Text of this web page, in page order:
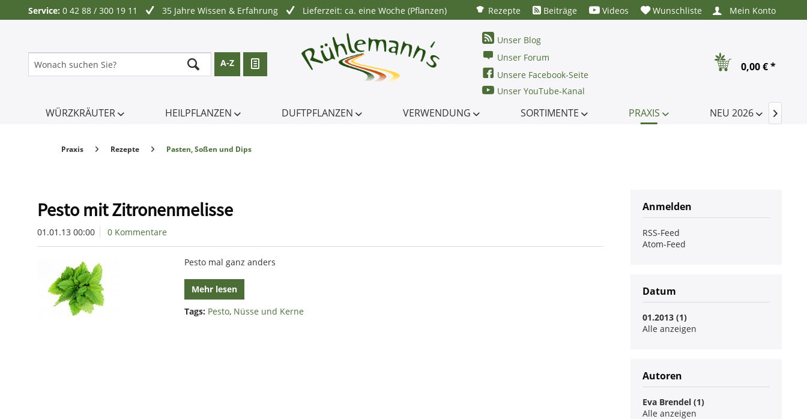
Service: 0 42 88 / 300 19 11 35 Jahre Wissen & Erfahrung Lieferzeit: ca. eine Woche (Pflanzen) Rezepte Beiträge Videos Wunschliste Mein Konto
A-Z
Unser Blog
Unser Forum
Unsere Facebook-Seite
Unser YouTube-Kanal
0,00 € *
WÜRZKRÄUTER HEILPFLANZEN DUFTPFLANZEN VERWENDUNG SORTIMENTE PRAXIS NEU 2026 
Praxis Rezepte Pasten, Soßen und Dips
Anmelden
RSS-Feed
Atom-Feed
Datum
01.2013 (1)
Alle anzeigen
Autoren
Eva Brendel (1)
Alle anzeigen
Pesto mit Zitronenmelisse
01.01.13 00:00 0 Kommentare
Pesto mal ganz anders
Mehr lesen
Tags: Pesto, Nüsse und Kerne